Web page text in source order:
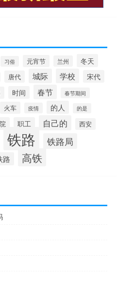
习俗 元宵节 兰州 冬天
唐代 城际 学校 宋代
时间 春节 春节期间
火车 疫情 的人 的是
职工 自己的 西安
铁路 铁路局
路 高铁